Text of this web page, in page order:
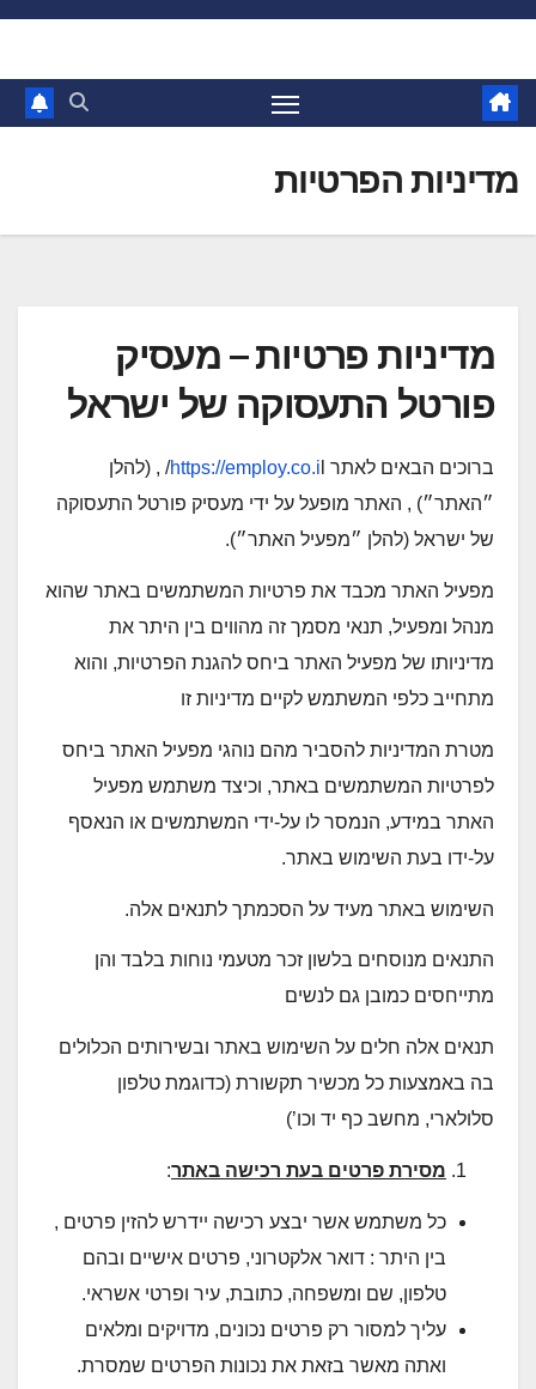
Skip
content
מדיניות הפרטיות
מדיניות פרטיות – מעסיק
פורטל התעסוקה של ישראל
ברוכים הבאים לאתר https://employ.co.il/ , (להלן
״האתר״) , האתר מופעל על ידי מעסיק פורטל התעסוקה
של ישראל (להלן ״מפעיל האתר״).
מפעיל האתר מכבד את פרטיות המשתמשים באתר שהוא
מנהל ומפעיל, תנאי מסמך זה מהווים בין היתר את
מדיניותו של מפעיל האתר ביחס להגנת הפרטיות, והוא
מתחייב כלפי המשתמש לקיים מדיניות זו
מטרת המדיניות להסביר מהם נוהגי מפעיל האתר ביחס
לפרטיות המשתמשים באתר, וכיצד משתמש מפעיל
האתר במידע, הנמסר לו על-ידי המשתמשים או הנאסף
על-ידו בעת השימוש באתר.
השימוש באתר מעיד על הסכמתך לתנאים אלה.
התנאים מנוסחים בלשון זכר מטעמי נוחות בלבד והן
מתייחסים כמובן גם לנשים
תנאים אלה חלים על השימוש באתר ובשירותים הכלולים
בה באמצעות כל מכשיר תקשורת (כדוגמת טלפון
סלולארי, מחשב כף יד וכו’)
מסירת פרטים בעת רכישה באתר:
כל משתמש אשר יבצע רכישה יידרש להזין פרטים ,
בין היתר : דואר אלקטרוני, פרטים אישיים ובהם
טלפון, שם ומשפחה, כתובת, עיר ופרטי אשראי.
עליך למסור רק פרטים נכונים, מדויקים ומלאים
ואתה מאשר בזאת את נכונות הפרטים שמסרת.